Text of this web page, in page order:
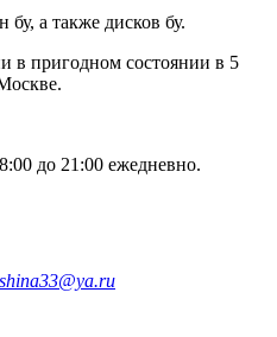
а также дисков бу.
пригодном состоянии в 5
до 21:00 ежедневно.